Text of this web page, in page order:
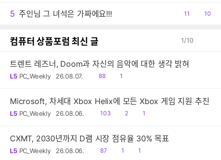
5 주인님 그 녀석은 가짜에요!!!
공
11
댓
10
컴퓨터 상품포럼 최신 글 1/10
트렌트 레즈너, Doom과 자신의 음악에 대한 생각 밝혀
L5 PC_Weekly 26.08.07.
읽
88
공1
Microsoft, 차세대 Xbox Helix에 모든 Xbox 게임 지원 추진
L5 PC_Weekly 26.08.06.
읽
103
공
2
댓1
CXMT, 2030년까지 D램 시장 점유율 30% 목표
L5 PC_Weekly 26.08.06.
읽
87
공1
댓1